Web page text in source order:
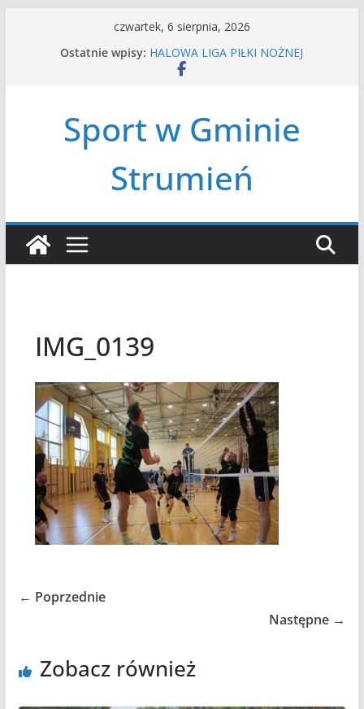
czwartek, 6 sierpnia, 2026
Ostatnie wpisy: HALOWA LIGA PIŁKI NOŻNEJ
LATO W MIEŚCIE’2026
Czwórbój lekkoatletyczny
Sport w Gminie
Strumień
IMG_0139
← Poprzednie
Następne →
Zobacz również